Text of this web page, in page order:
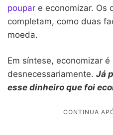
poupar e economizar. Os
completam, como duas
moeda.
Em síntese, economizar
desnecessariamente. Já
esse dinheiro que foi